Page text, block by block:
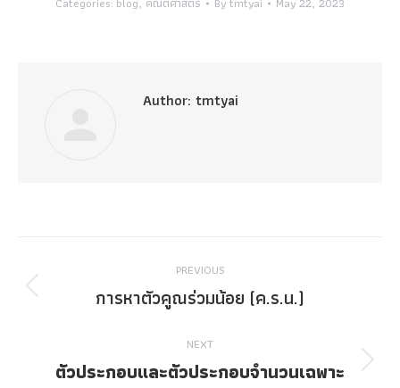
Author: tmtyai
navigation
PREVIOUS
Previous
การหาตัวคูณร่วมน้อย (ค.ร.น.)
NEXT
Next
ตัวประกอบและตัวประกอบจำนวนเฉพาะ